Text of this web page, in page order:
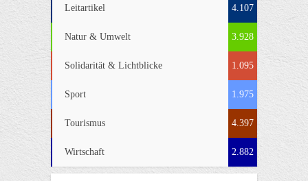
Leitartikel 4.107
Natur & Umwelt 3.928
Solidarität & Lichtblicke 1.095
Sport 1.975
Tourismus 4.397
Wirtschaft 2.882